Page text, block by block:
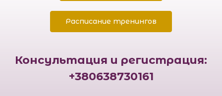
Расписание тренингов
Консультация и регистрация:
+380638730161